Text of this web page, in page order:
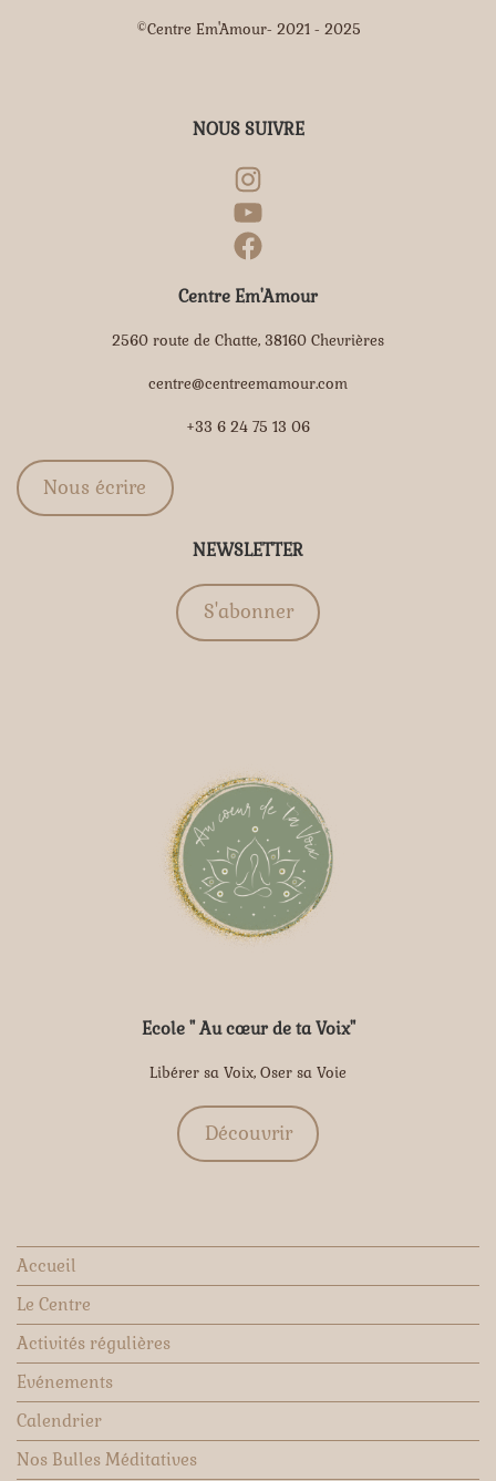
©Centre Em'Amour- 2021 - 2025
NOUS SUIVRE
Centre Em'Amour
2560 route de Chatte, 38160 Chevrières
centre@centreemamour.com
+33 6 24 75 13 06
Nous écrire
NEWSLETTER
S'abonner
Ecole " Au cœur de ta Voix"
Libérer sa Voix, Oser sa Voie
Découvrir
Accueil
Le Centre
Activités régulières
Evénements
Calendrier
Nos Bulles Méditatives